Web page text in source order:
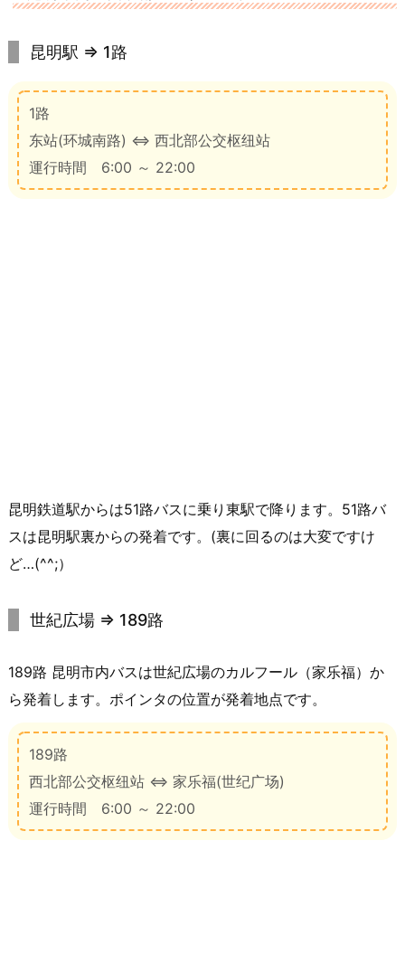
昆明駅 ⇒ 1路
1路
东站(环城南路) ⇔ 西北部公交枢纽站
運行時間 6:00 ～ 22:00
昆明鉄道駅からは51路バスに乗り東駅で降ります。51路バ
スは昆明駅裏からの発着です。(裏に回るのは大変ですけ
ど…(^^;）
世紀広場 ⇒ 189路
189路 昆明市内バスは世紀広場のカルフール（家乐福）か
ら発着します。ポインタの位置が発着地点です。
189路
西北部公交枢纽站 ⇔ 家乐福(世纪广场)
運行時間 6:00 ～ 22:00